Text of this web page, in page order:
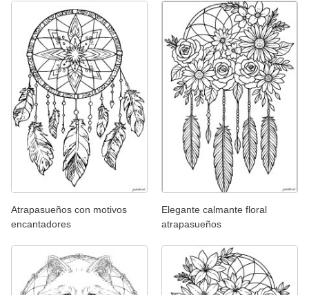
Atrapasueños con motivos
encantadores
Elegante calmante floral
atrapasueños